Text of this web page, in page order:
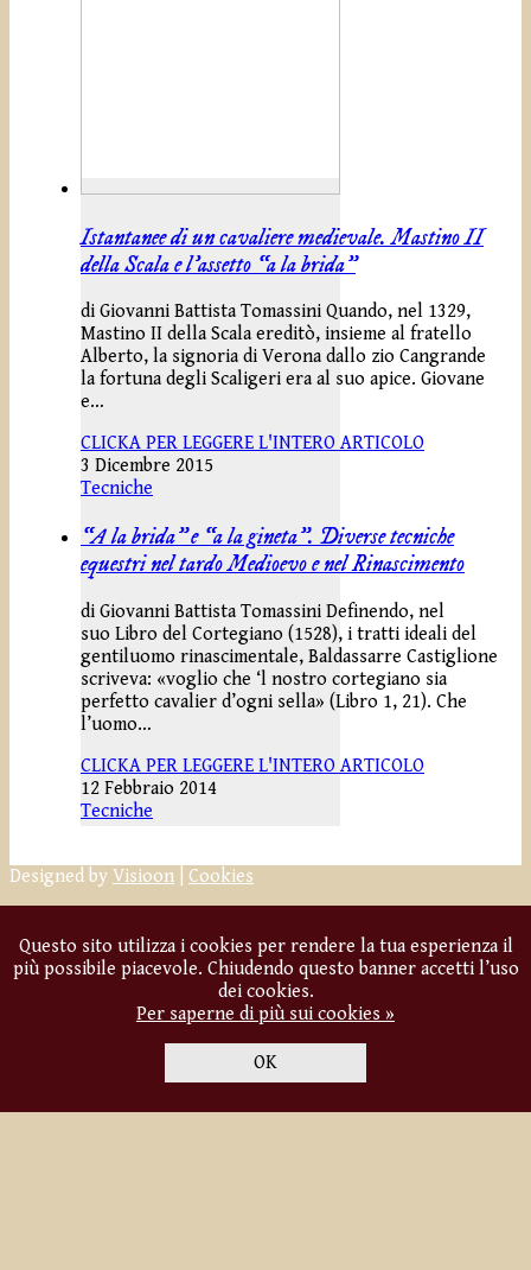
Istantanee di un cavaliere medievale. Mastino II
della Scala e l’assetto “a la brida”
di Giovanni Battista Tomassini Quando, nel 1329,
Mastino II della Scala ereditò, insieme al fratello
Alberto, la signoria di Verona dallo zio Cangrande
la fortuna degli Scaligeri era al suo apice. Giovane
e…
CLICKA PER LEGGERE L'INTERO ARTICOLO
3 Dicembre 2015
Tecniche
“A la brida” e “a la gineta”. Diverse tecniche
equestri nel tardo Medioevo e nel Rinascimento
di Giovanni Battista Tomassini Definendo, nel
suo Libro del Cortegiano (1528), i tratti ideali del
gentiluomo rinascimentale, Baldassarre Castiglione
scriveva: «voglio che ‘l nostro cortegiano sia
perfetto cavalier d’ogni sella» (Libro 1, 21). Che
l’uomo…
CLICKA PER LEGGERE L'INTERO ARTICOLO
12 Febbraio 2014
Tecniche
Designed by Visioon Cookies
Questo sito utilizza i cookies per rendere la tua esperienza il
più possibile piacevole. Chiudendo questo banner accetti l’uso
dei cookies.
Per saperne di più sui cookies »
OK